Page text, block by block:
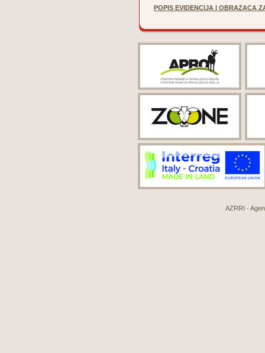
POPIS EVIDENCIJA I OBRAZACA
AZRRI -